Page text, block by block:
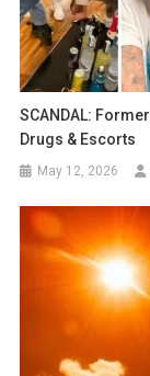
SCANDAL:
Drugs & Escorts
May 12, 2026